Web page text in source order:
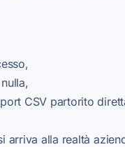
CSV partorito
arriva alla realtà